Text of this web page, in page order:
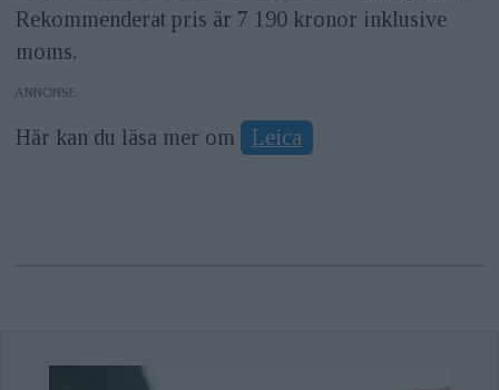
Rekommenderat pris är 7 190 kronor inklusive
moms.
ANNONS
Här kan du läsa mer om Leica